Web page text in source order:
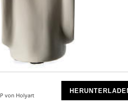
von Holyart
40cm Francesco Pinton